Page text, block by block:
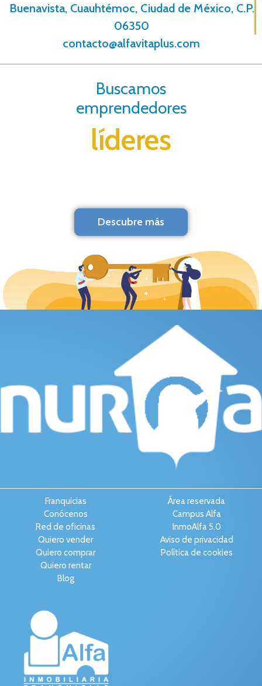
Buenavista, Cuauhtémoc, Ciudad de México, C.P.
06350
contacto@alfavitaplus.com
Buscamos
emprendedores
líderes
Descubre más
Franquicias
Conócenos
Red de oficinas
Quiero vender
Quiero comprar
Quiero rentar
Blog
Área reservada
Campus Alfa
InmoAlfa 5.0
Aviso de privacidad
Política de cookies